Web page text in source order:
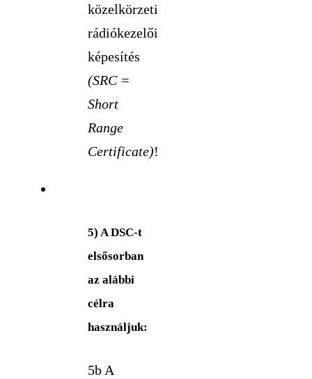
közelkörzeti
rádiókezelői
képesítés
(SRC =
Short
Range
Certificate)!
5) A DSC-t
elsősorban
az alábbi
célra
használjuk:
5b A